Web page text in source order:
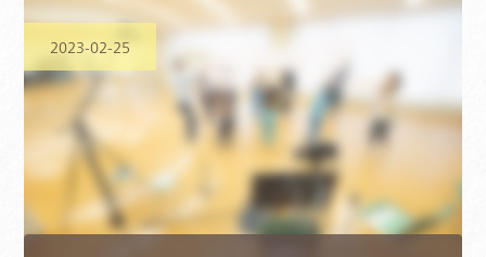
2023-02-25